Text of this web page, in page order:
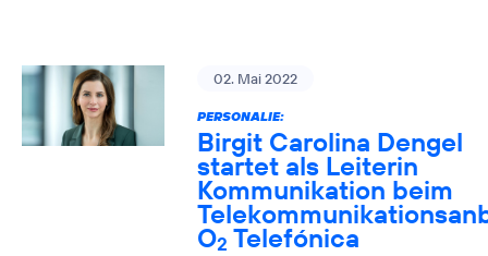
02. Mai 2022
PERSONALIE:
Birgit Carolina Dengel
startet als Leiterin
Kommunikation beim
O2 Telefónica